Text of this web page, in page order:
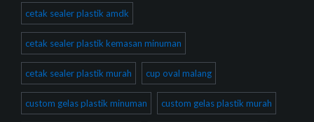
cetak sealer plastik amdk
cetak sealer plastik kemasan minuman
cetak sealer plastik murah cup oval malang
custom gelas plastik minuman custom gelas plastik murah